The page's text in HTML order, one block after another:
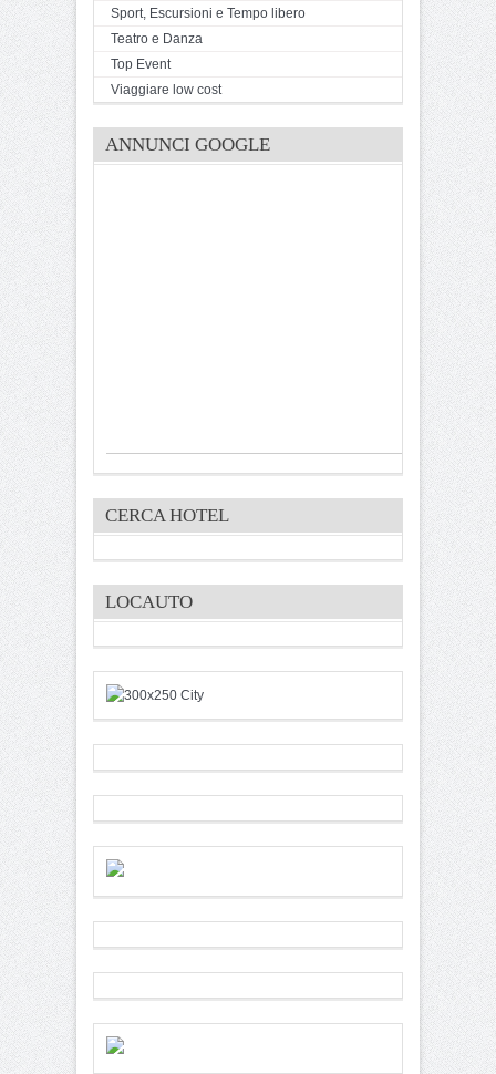
Sport, Escursioni e Tempo libero
Teatro e Danza
Top Event
Viaggiare low cost
ANNUNCI GOOGLE
CERCA HOTEL
LOCAUTO